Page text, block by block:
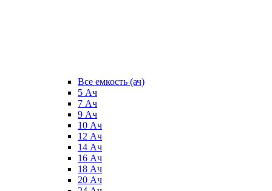
Все емкость (ач)
5 Ач
7 Ач
9 Ач
10 Ач
12 Ач
14 Ач
16 Ач
18 Ач
20 Ач